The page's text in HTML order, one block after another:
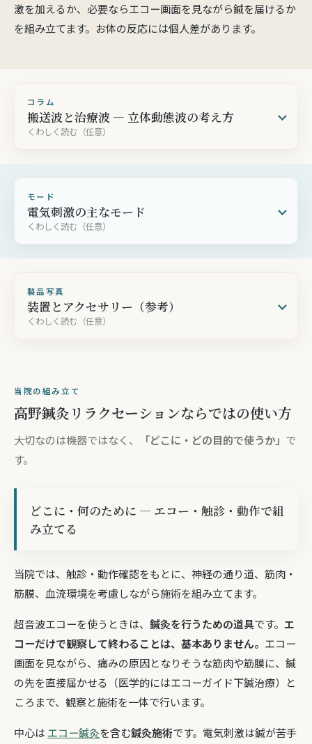
激を加えるか、必要ならエコー画面を見ながら鍼を届けるか
を組み立てます。お体の反応には個人差があります。
コラム
搬送波と治療波 — 立体動態波の考え方
くわしく読む（任意）
モード
電気刺激の主なモード
くわしく読む（任意）
製品写真
装置とアクセサリー（参考）
くわしく読む（任意）
当院の組み立て
高野鍼灸リラクセーションならではの使い方
大切なのは機器ではなく、 「どこに・どの目的で使うか」 で
す。
どこに・何のために — エコー・触診・動作で組
み立てる
当院では、触診・動作確認をもとに、神経の通り道、筋肉・
筋膜、血流環境を考慮しながら施術を組み立てます。
超音波エコーを使うときは、 鍼灸を行うための道具です。 エ
コーだけで観察して終わることは、基本ありません。 エコー
画面を見ながら、痛みの原因となりそうな筋肉や筋膜に、鍼
の先を直接届かせる（医学的にはエコーガイド下鍼治療）と
ころまで、観察と施術を一体で行います。
中心は エコー鍼灸を含む鍼灸施術です。電気刺激は鍼が苦手